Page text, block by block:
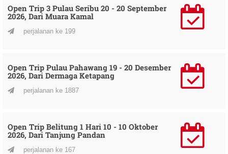
Open Trip 3 Pulau Seribu 20 - 20 September
2026, Dari Muara Kamal
perjalanan ke 199
Open Trip Pulau Pahawang 19 - 20 Desember
2026, Dari Dermaga Ketapang
perjalanan ke 1887
Open Trip Belitung 1 Hari 10 - 10 Oktober
2026, Dari Tanjung Pandan
perjalanan ke 167